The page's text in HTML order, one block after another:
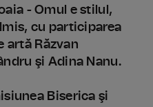
- Omul e stilul,
cu participarea
artă Răzvan
şi Adina Nanu.
Biserica şi